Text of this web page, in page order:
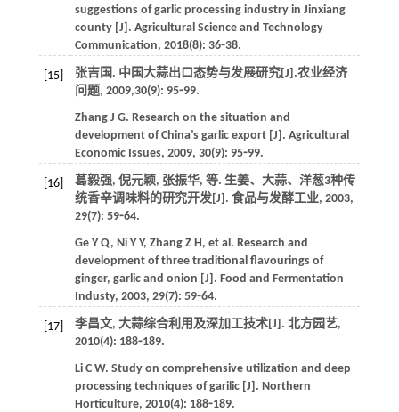
suggestions of garlic processing industry in Jinxiang
county [J]. Agricultural Science and Technology
Communication, 2018(8): 36⁃38.
[15] 张吉国. 中国大蒜出口态势与发展研究[J].农业经济
问题, 2009,30(9): 95⁃99.
Zhang J G. Research on the situation and
development of China’s garlic export [J]. Agricultural
Economic Issues, 2009, 30(9): 95⁃99.
[16] 葛毅强, 倪元颖, 张振华, 等. 生姜、大蒜、洋葱3种传
统香辛调味料的研究开发[J]. 食品与发酵工业, 2003,
29(7): 59⁃64.
Ge Y Q, Ni Y Y, Zhang Z H, et al. Research and
development of three traditional flavourings of
ginger, garlic and onion [J]. Food and Fermentation
Industy, 2003, 29(7): 59⁃64.
[17] 李昌文, 大蒜综合利用及深加工技术[J]. 北方园艺,
2010(4): 188⁃189.
Li C W. Study on comprehensive utilization and deep
processing techniques of garilic [J]. Northern
Horticulture, 2010(4): 188⁃189.